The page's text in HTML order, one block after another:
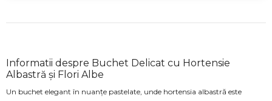
Informatii despre Buchet Delicat cu Hortensie
Albastră și Flori Albe
Un buchet elegant în nuanțe pastelate, unde hortensia albastră este